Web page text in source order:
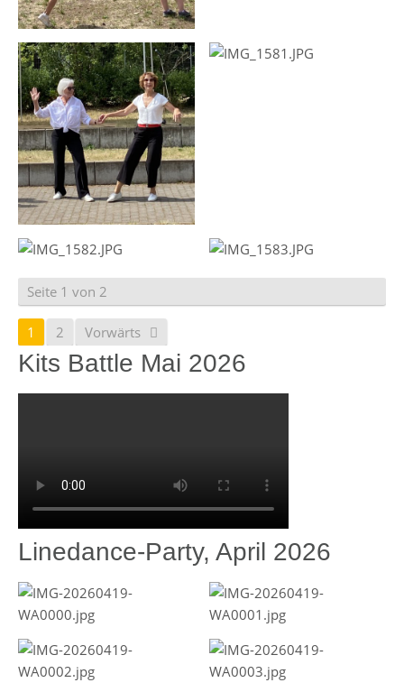
Seite 1 von 2
1 2 Vorwärts
Kits Battle Mai 2026
Linedance-Party, April 2026